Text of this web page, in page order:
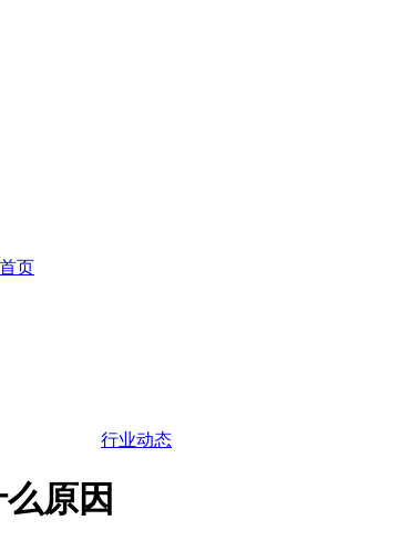
首页
行业动态
原因